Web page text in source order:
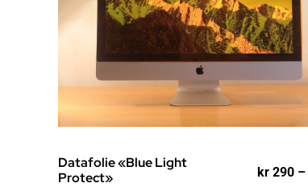
Datafolie «Blue Light
Protect»
kr290 –